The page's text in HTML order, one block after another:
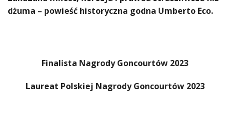
dżuma – powieść historyczna godna Umberto Eco.
Finalista Nagrody Goncourtów 2023
Laureat Polskiej Nagrody Goncourtów 2023